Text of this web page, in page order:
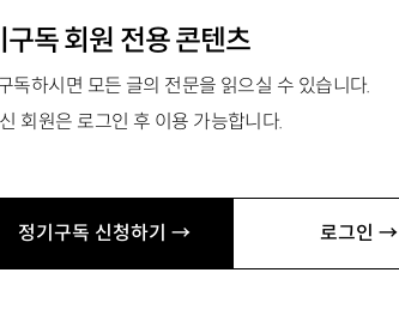
구독 회원 전용 콘텐츠
구독하시면 모든 글의 전문을 읽으실 수 있습니다.
회원은 로그인 후 이용 가능합니다.
정기구독 신청하기 → 로그인 →
구보’를 벗어낸 구보 박태원